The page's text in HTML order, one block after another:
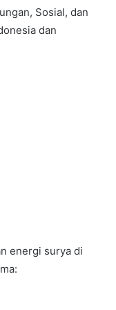
Sosial, dan
dan
energi surya di